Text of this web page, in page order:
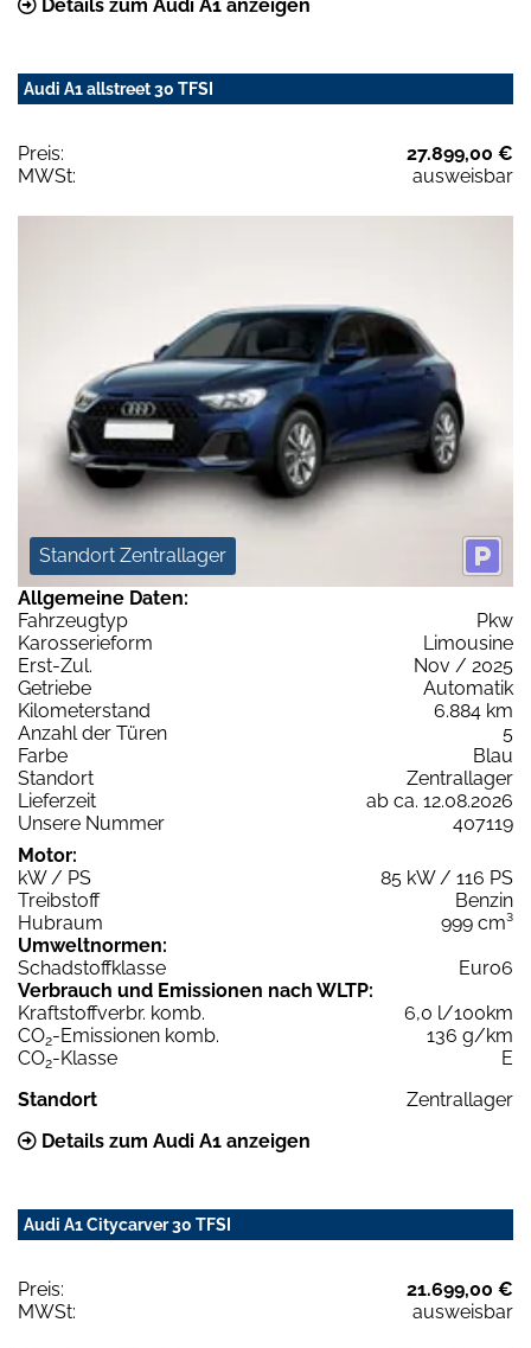
Details zum Audi A1 anzeigen
Audi A1 allstreet 30 TFSI
Preis:
27.899,00 €
MWSt:
ausweisbar
Standort Zentrallager
Allgemeine Daten:
Fahrzeugtyp
Pkw
Karosserieform
Limousine
Erst-Zul.
Nov / 2025
Getriebe
Automatik
Kilometerstand
6.884 km
Anzahl der Türen
5
Farbe
Blau
Standort
Zentrallager
Lieferzeit
ab ca. 12.08.2026
Unsere Nummer
407119
Motor:
kW / PS
85 kW / 116 PS
Treibstoff
Benzin
Hubraum
999 cm³
Umweltnormen:
Schadstoffklasse
Euro6
Verbrauch und Emissionen nach WLTP:
Kraftstoffverbr. komb.
6,0 l/100km
CO2-Emissionen komb.
136 g/km
CO2-Klasse
E
Standort
Zentrallager
Details zum Audi A1 anzeigen
Audi A1 Citycarver 30 TFSI
Preis:
21.699,00 €
MWSt:
ausweisbar